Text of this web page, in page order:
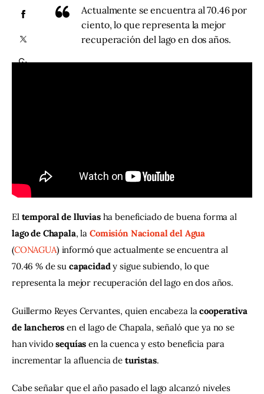
Contacto
Actualmente se encuentra al 70.46 por
ciento, lo que representa la mejor
recuperación del lago en dos años.
El temporal de lluvias ha beneficiado de buena forma al
lago de Chapala, la Comisión Nacional del Agua
(CONAGUA) informó que actualmente se encuentra al
70.46 % de su capacidad y sigue subiendo, lo que
representa la mejor recuperación del lago en dos años.
Guillermo Reyes Cervantes, quien encabeza la cooperativa
de lancheros en el lago de Chapala, señaló que ya no se
han vivido sequías en la cuenca y esto beneficia para
incrementar la afluencia de turistas.
Cabe señalar que el año pasado el lago alcanzó niveles